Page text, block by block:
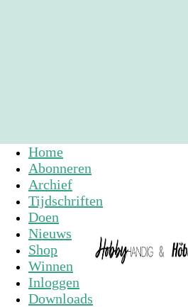
Home
Abonneren
Archief
Tijdschriften
Doen
Nieuws
Shop
Winnen
Inloggen
Downloads